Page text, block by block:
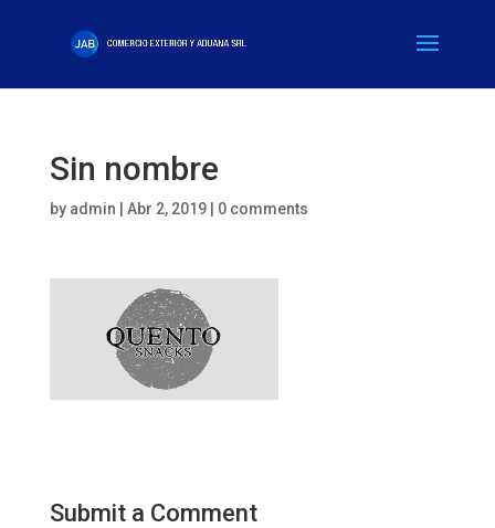
Sin nombre
by admin Abr 2, 2019| 0 comments
Submit a Comment